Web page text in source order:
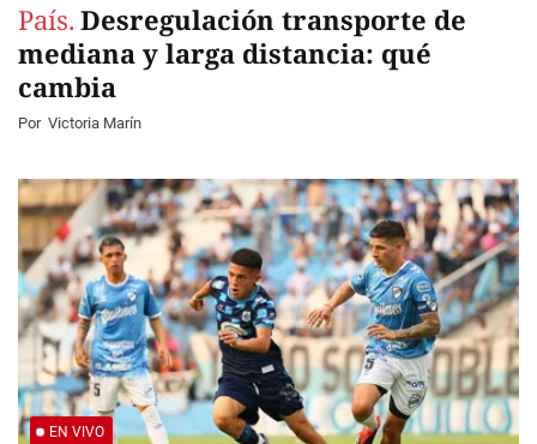
País. Desregulación transporte de
mediana y larga distancia: qué
cambia
Por Victoria Marín
EN VIVO